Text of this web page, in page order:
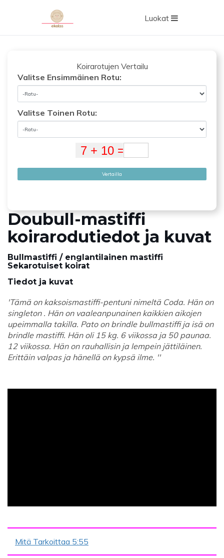
Luokat
Koirarotujen Vertailu
Valitse Ensimmäinen Rotu:
Valitse Toinen Rotu:
Vertailla
Doubull-mastiffi
koirarodutiedot ja kuvat
Bullmastiffi / englantilainen mastiffi
Sekarotuiset koirat
Tiedot ja kuvat
'Tämä on kaksoismastiffi-pentuni nimeltä Coda. Hän on
singleton . Hän on vaaleanpunainen kaikkien aikojen
upeimmalla takilla. Pato on brindle bullmastiffi ja isä on
brindle mastiffi. Hän oli 15 kg. 6 viikossa ja 50 paunaa.
12 viikossa. Hän on rauhallisin ja lempein jättiläinen.
Erittäin valpas ja hänellä on kypsä ilme. ''
Mitä Tarkoittaa 5:55